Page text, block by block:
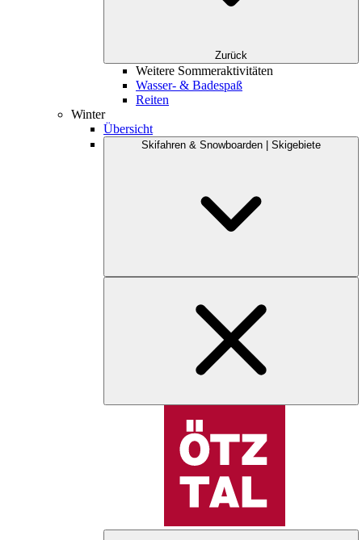
Zurück
Weitere Sommeraktivitäten
Wasser- & Badespaß
Reiten
Winter
Übersicht
Skifahren & Snowboarden | Skigebiete